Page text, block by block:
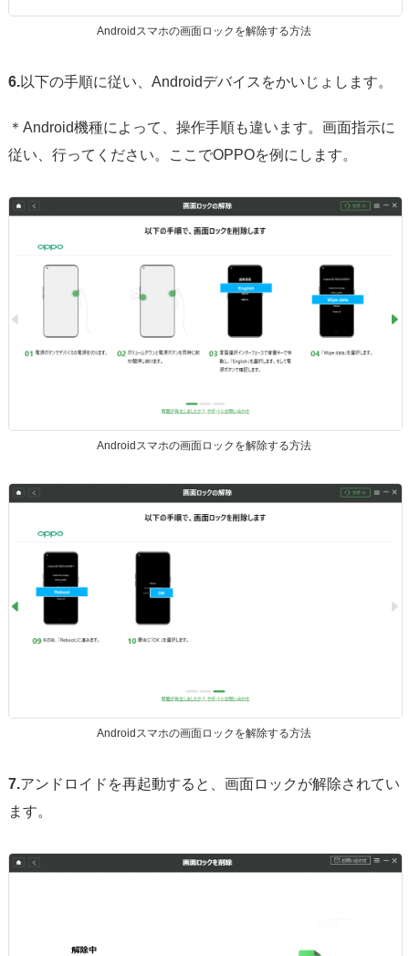
Androidスマホの画面ロックを解除する方法
6.以下の手順に従い、Androidデバイスをかいじょします。
＊Android機種によって、操作手順も違います。画面指示に
従い、行ってください。ここでOPPOを例にします。
Androidスマホの画面ロックを解除する方法
Androidスマホの画面ロックを解除する方法
7.アンドロイドを再起動すると、画面ロックが解除されてい
ます。